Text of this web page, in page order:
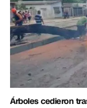
Árboles cedieron